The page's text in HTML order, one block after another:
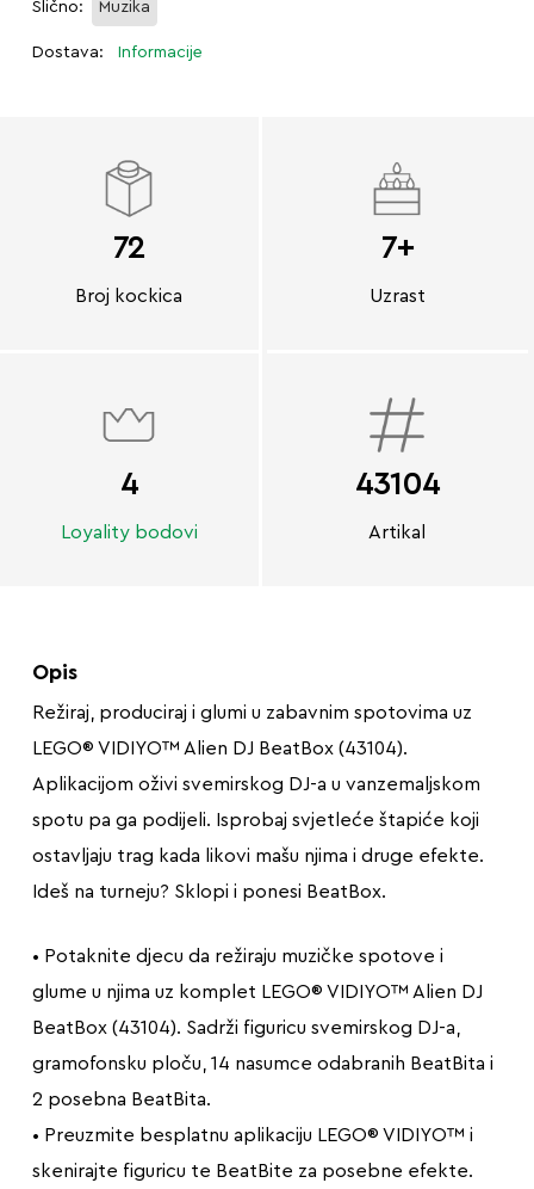
Slično: Muzika
Dostava: Informacije
72
Broj kockica
7+
Uzrast
4
Loyality bodovi
43104
Artikal
Opis
Režiraj, produciraj i glumi u zabavnim spotovima uz
LEGO® VIDIYO™ Alien DJ BeatBox (43104).
Aplikacijom oživi svemirskog DJ-a u vanzemaljskom
spotu pa ga podijeli. Isprobaj svjetleće štapiće koji
ostavljaju trag kada likovi mašu njima i druge efekte.
Ideš na turneju? Sklopi i ponesi BeatBox.
• Potaknite djecu da režiraju muzičke spotove i
glume u njima uz komplet LEGO® VIDIYO™ Alien DJ
BeatBox (43104). Sadrži figuricu svemirskog DJ-a,
gramofonsku ploču, 14 nasumce odabranih BeatBita i
2 posebna BeatBita.
• Preuzmite besplatnu aplikaciju LEGO® VIDIYO™ i
skenirajte figuricu te BeatBite za posebne efekte.